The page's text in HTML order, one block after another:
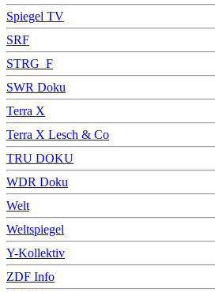
Spiegel TV
SRF
STRG_F
SWR Doku
Terra X
Terra X Lesch & Co
TRU DOKU
WDR Doku
Welt
Weltspiegel
Y-Kollektiv
ZDF Info